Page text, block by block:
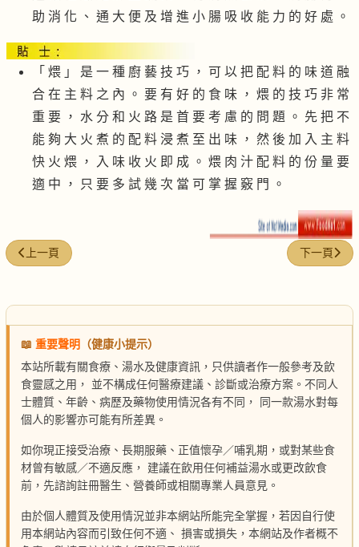
助 消 化 、 通 大 便 及 增 進 小 腸 吸 收 能 力 的 好 處 。
「 煨 」 是 一 種 廚 藝 技 巧 ， 可 以 把 配 料 的 味 道 融
合 在 主 料 之 內 。 要 有 好 的 食 味 ， 煨 的 技 巧 非 常
重 要 ， 水 分 和 火 路 是 首 要 考 慮 的 問 題 。 先 把 不
能 夠 大 火 煮 的 配 料 浸 煮 至 出 味 ， 然 後 加 入 主 料
快 火 煨 ， 入 味 收 火 即 成 。 煨 肉 汁 配 料 的 份 量 要
適 中 ， 只 要 多 試 幾 次 當 可 掌 握 竅 門 。
上一篇文章: 鹽焗黑豆花生
上一頁 下一篇文章
下一頁
📖 重要聲明
（健康小提示）
本站所載有關食療、湯水及健康資訊，只供讀者作一般參考及飲
食靈感之用， 並不構成任何醫療建議、診斷或治療方案。不同人
士體質、年齡、病歷及藥物使用情況各有不同， 同一款湯水對每
個人的影響亦可能有所差異。
如你現正接受治療、長期服藥、正值懷孕／哺乳期，或對某些食
材曾有敏感／不適反應， 建議在飲用任何補益湯水或更改飲食
前，先諮詢註冊醫生、營養師或相關專業人員意見。
由於個人體質及使用情況並非本網站所能完全掌握，若因自行使
用本網站內容而引致任何不適、 損害或損失，本網站及作者概不